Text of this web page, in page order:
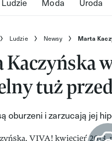
Ludzie Newsy Marta
Kaczyńska
tuż
oburzeni i zarzucają jej